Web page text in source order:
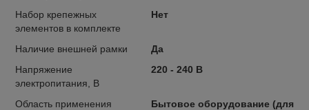
Набор крепежных
элементов в комплекте
Нет
Наличие внешней рамки
Да
Напряжение
электропитания, В
220 - 240 В
Область применения
Бытовое оборудование (для